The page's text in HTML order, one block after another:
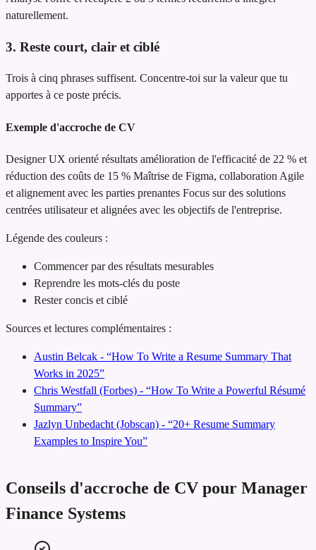
naturellement.
3. Reste court, clair et ciblé
Trois à cinq phrases suffisent. Concentre-toi sur la valeur que tu
apportes à ce poste précis.
Exemple d'accroche de CV
Designer UX orienté résultats amélioration de l'efficacité de 22 % et
réduction des coûts de 15 % Maîtrise de Figma, collaboration Agile
et alignement avec les parties prenantes Focus sur des solutions
centrées utilisateur et alignées avec les objectifs de l'entreprise.
Légende des couleurs :
Commencer par des résultats mesurables
Reprendre les mots-clés du poste
Rester concis et ciblé
Sources et lectures complémentaires :
Austin Belcak - “How To Write a Resume Summary That
Works in 2025”
Chris Westfall (Forbes) - “How To Write a Powerful Résumé
Summary”
Jazlyn Unbedacht (Jobscan) - “20+ Resume Summary
Examples to Inspire You”
Conseils d'accroche de CV pour Manager
Finance Systems